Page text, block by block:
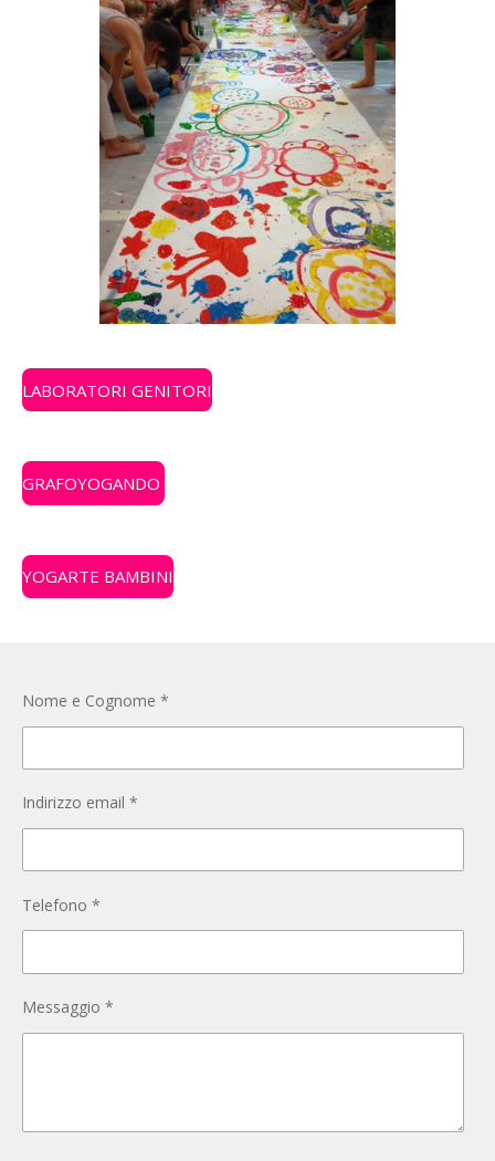
LABORATORI GENITORI
GRAFOYOGANDO
YOGARTE BAMBINI
Nome e Cognome *
Indirizzo email *
Telefono *
Messaggio *